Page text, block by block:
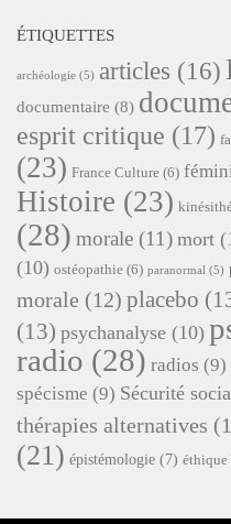
ÉTIQUETTES
archéologie (5) articles (16)
documentaire (8)
esprit critique (17)
(23) France Culture (6)
Histoire (23)
(28) morale (11) mort
(10) ostéopathie (6) paranormal (5)
morale (12) placebo
(13) psychanalyse (10)
radio (28) radios (9)
spécisme (9) Sécurité
thérapies alternatives
(21) épistémologie (7) éthique